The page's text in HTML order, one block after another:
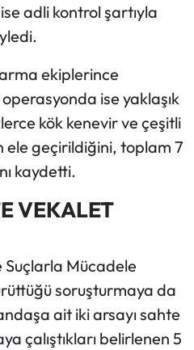
ise adli kontrol şartıyla
ekiplerince
ise yaklaşık
kök kenevir ve çeşitli
ele geçirildiğini, toplam 7
kaydetti.
VEKALET
Suçlarla Mücadele
soruşturmaya da
ait iki arsayı sahte
çalıştıkları belirlenen 5